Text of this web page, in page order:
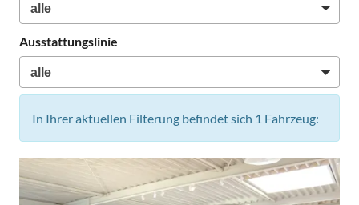
Ausstattungslinie
In Ihrer aktuellen Filterung befindet sich 1 Fahrzeug: